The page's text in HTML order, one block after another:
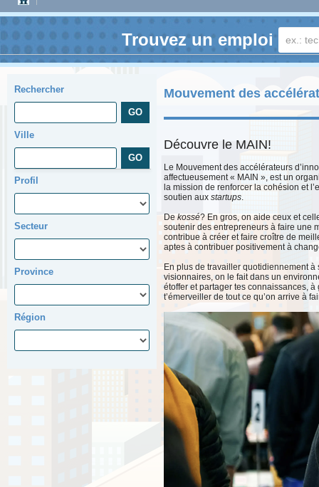
Trouvez un emploi
Rechercher
Ville
Profil
Secteur
Province
Région
Mouvement des
Découvre le MAIN!
Le Mouvement des accélérateurs
affectueusement « MAIN », est un
la mission de renforcer la cohésion et
soutien aux startups.
De kossé? En gros, on aide ceux et
soutenir des entrepreneurs à faire une
contribue à créer et faire croître de
aptes à contribuer positivement à
En plus de travailler quotidiennement
visionnaires, on le fait dans un
étoffer et partager tes connaissances,
t’émerveiller de tout ce qu’on arrive à